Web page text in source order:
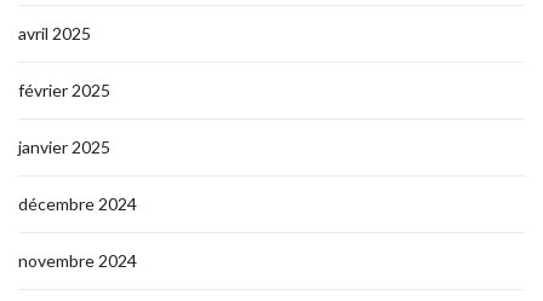
avril 2025
février 2025
janvier 2025
décembre 2024
novembre 2024